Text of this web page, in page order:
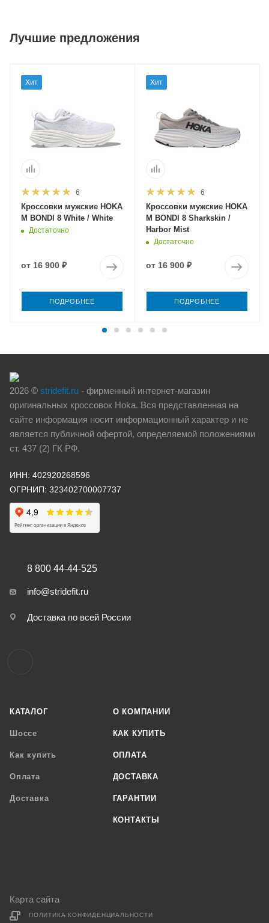
Лучшие предложения
Хит
6
Кроссовки мужские HOKA
M BONDI 8 White / White
Достаточно
от 16 900 ₽
ПОДРОБНЕЕ
Хит
6
Кроссовки мужские HOKA
M BONDI 8 Sharkskin /
Harbor Mist
Достаточно
от 16 900 ₽
ПОДРОБНЕЕ
2026 © stridefit.ru - фирменный интернет-магазин
оригинальных кроссовок Hoka. Вся представленная на
сайте информация носит информационный характер и не
является публичной офертой, определяемой положениями
ст. 437 (2) ГК РФ.
ИНН: 402920268596
ОГРНИП: 323402700007737
КАТАЛОГ
Шоссе
Как купить
Оплата
Доставка
О КОМПАНИИ
КАК КУПИТЬ
ОПЛАТА
ДОСТАВКА
ГАРАНТИИ
КОНТАКТЫ
8 800 44-44-525
info@stridefit.ru
Доставка по всей России
Карта сайта
ПОЛИТИКА КОНФИДЕНЦИАЛЬНОСТИ